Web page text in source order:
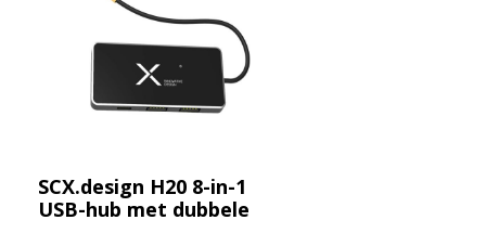
SCX.design H20 8-in-1
USB-hub met dubbele